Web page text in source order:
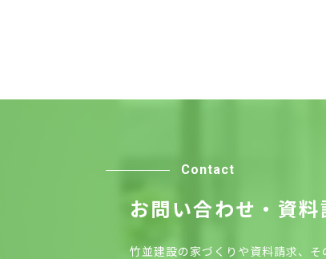
Contact
お問い合わせ・資料
竹並建設の家づくりや資料請求、